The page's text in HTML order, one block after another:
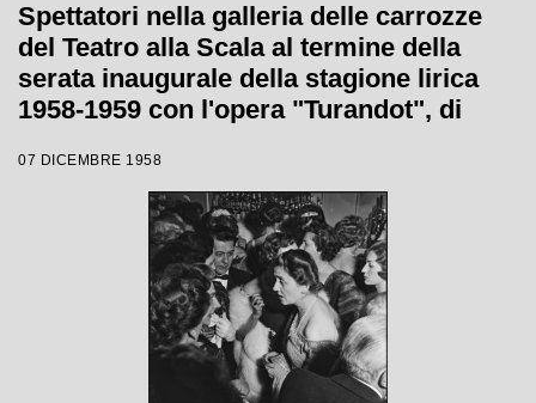
Spettatori nella galleria delle carrozze
del Teatro alla Scala al termine della
serata inaugurale della stagione lirica
1958-1959 con l'opera "Turandot", di
Votto con la regia di Margherita
07 DICEMBRE 1958